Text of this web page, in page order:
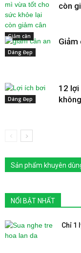
Giảm cân
còn
Dáng Đẹp
Giảm
Dáng Đẹp
12 lợi
Sản phẩm khuyên
NỔI BẬT NHẤT
Chỉ 1